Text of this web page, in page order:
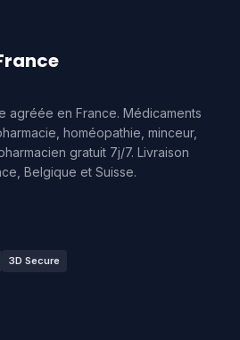
agréée en France. Médicaments
homéopathie, minceur,
gratuit 7j/7. Livraison
Belgique et Suisse.
3D Secure